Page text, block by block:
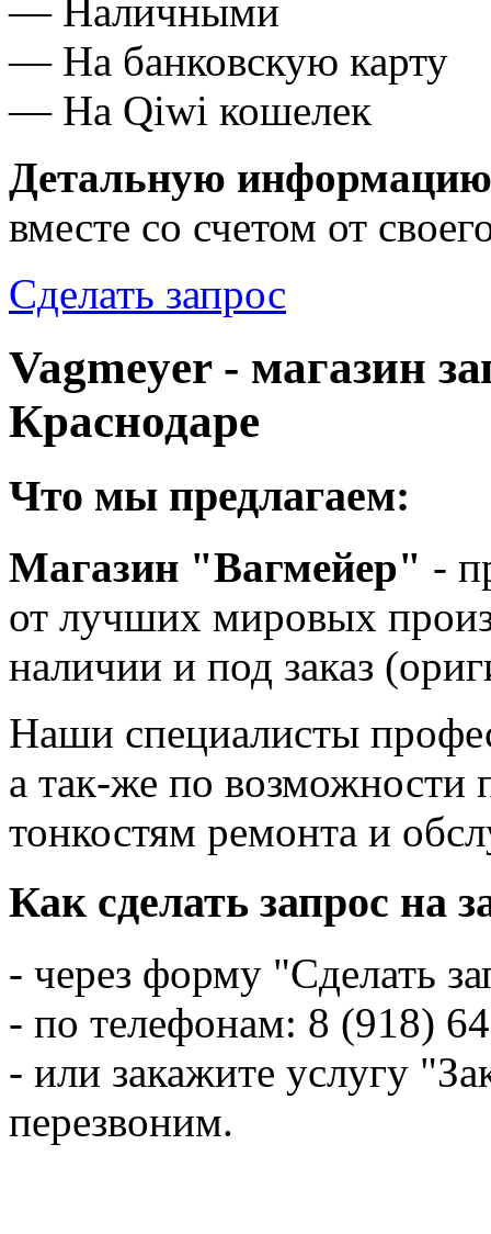
— Наличными
— На банковскую карту
— На Qiwi кошелек
Детальную информацию
вместе со счетом от
Сделать запрос
Vagmeyer - магазин
Краснодаре
Что мы предлагаем:
Магазин "Вагмейер" -
от лучших мировых
наличии и под заказ
Наши специалисты
а так-же по возможности
тонкостям ремонта и
Как сделать запрос на
- через форму "Сделать
- по телефонам: 8 (918)
- или закажите услугу
перезвоним.